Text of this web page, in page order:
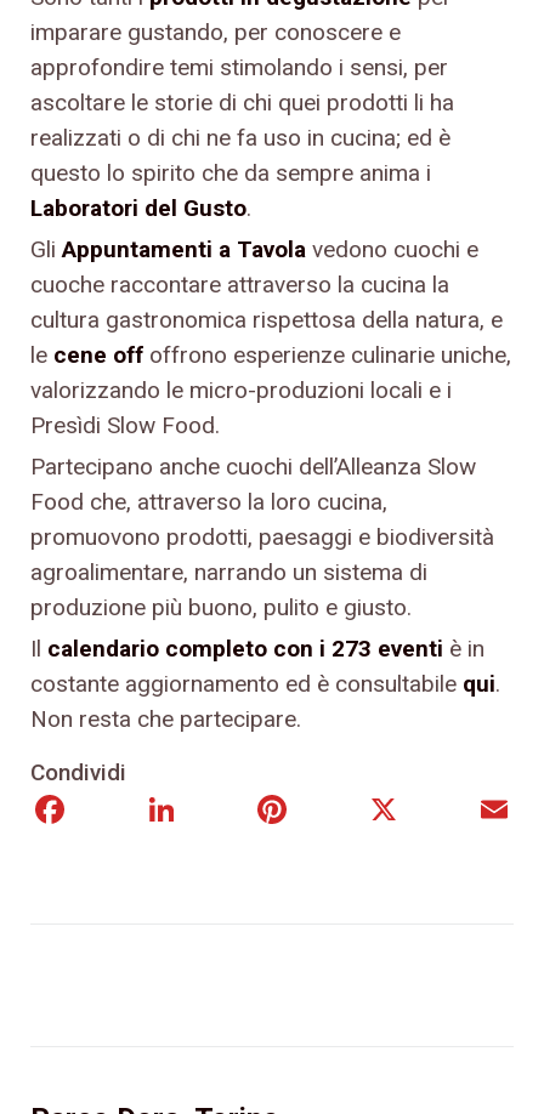
imparare gustando, per conoscere e
approfondire temi stimolando i sensi, per
ascoltare le storie di chi quei prodotti li ha
realizzati o di chi ne fa uso in cucina; ed è
questo lo spirito che da sempre anima i
Laboratori del Gusto.
Gli Appuntamenti a Tavola vedono cuochi e
cuoche raccontare attraverso la cucina la
cultura gastronomica rispettosa della natura, e
le cene off offrono esperienze culinarie uniche,
valorizzando le micro-produzioni locali e i
Presìdi Slow Food.
Partecipano anche cuochi dell’Alleanza Slow
Food che, attraverso la loro cucina,
promuovono prodotti, paesaggi e biodiversità
agroalimentare, narrando un sistema di
produzione più buono, pulito e giusto.
Il calendario completo con i 273 eventi è in
costante aggiornamento ed è consultabile qui.
Non resta che partecipare.
Condividi
FacebookLinkedIn Pinterest